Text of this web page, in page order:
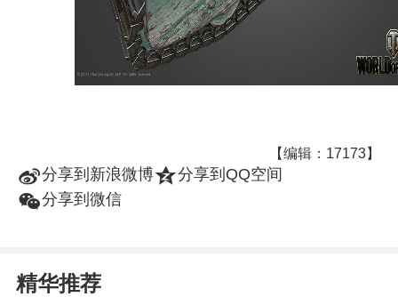
【编辑：17173】
t分享到新浪微博z分享到QQ空间
w分享到微信
精华推荐